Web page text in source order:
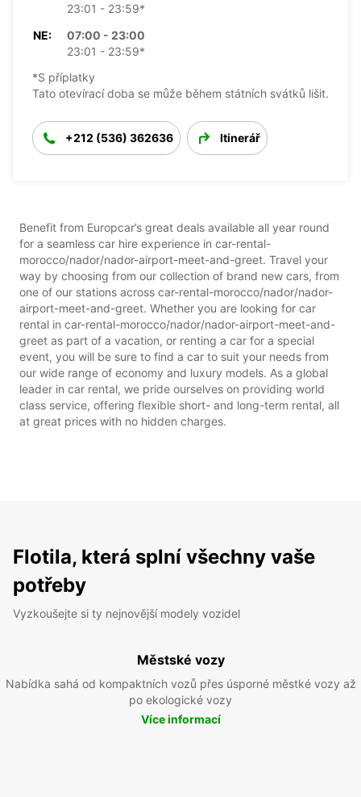
23:01 - 23:59*
NE:
07:00 - 23:00
23:01 - 23:59*
*S příplatky
Tato otevírací doba se může během státních svátků lišit.
+212 (536) 362636 Itinerář
Benefit from Europcar’s great deals available all year round
for a seamless car hire experience in car-rental-
morocco/nador/nador-airport-meet-and-greet. Travel your
way by choosing from our collection of brand new cars, from
one of our stations across car-rental-morocco/nador/nador-
airport-meet-and-greet. Whether you are looking for car
rental in car-rental-morocco/nador/nador-airport-meet-and-
greet as part of a vacation, or renting a car for a special
event, you will be sure to find a car to suit your needs from
our wide range of economy and luxury models. As a global
leader in car rental, we pride ourselves on providing world
class service, offering flexible short- and long-term rental, all
at great prices with no hidden charges.
Flotila, která splní všechny vaše
potřeby
Vyzkoušejte si ty nejnovější modely vozidel
Městské vozy
Nabídka sahá od kompaktních vozů přes úsporné městké vozy až
po ekologické vozy
Více informací